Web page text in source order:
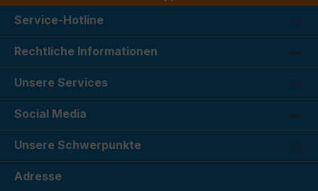
Service-Hotline
Rechtliche Informationen
Unsere Services
Social Media
Unsere Schwerpunkte
Adresse